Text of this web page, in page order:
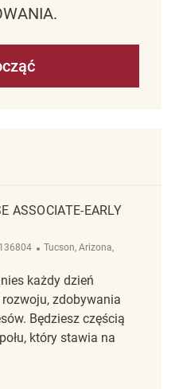
ASSOCIATE-EARLY
Lokalizacja
Tucson, Arizona,
każdy dzień
zdobywania
Będziesz częścią
który stawia na